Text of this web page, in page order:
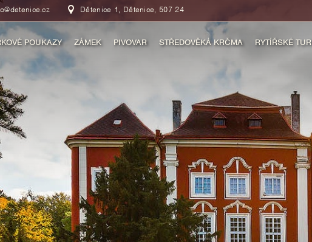
Dětenice 1, Dětenice, 507 24
POUKAZY ZÁMEK
PROHLÍDKY ZÁMKU
DÁRKOVÉ POUKAZY
TOP UDÁLOSTI
PIVOVAR
VÝROBA PIVA LÁSKY
MUZEUM PIVA
DÁRKOVÉ POUKAZY
TOP UDÁLOSTI
STŘEDOVĚKÁ KRČMA
DÁRKOVÉ POUKAZY NA OBČERSTVENÍ
TOP UDÁLOSTI
RYTÍŘSKÉ
TOP